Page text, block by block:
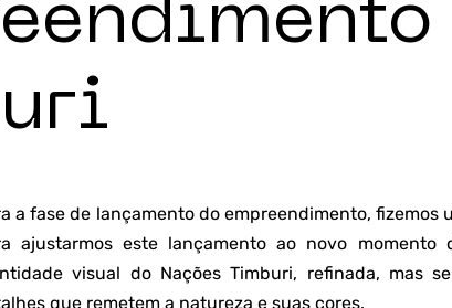
a fase de lançamento do empreendimento, fizemos
ajustarmos este lançamento ao novo momento
visual do Nações Timburi, refinada, mas
que remetem a natureza e suas cores.